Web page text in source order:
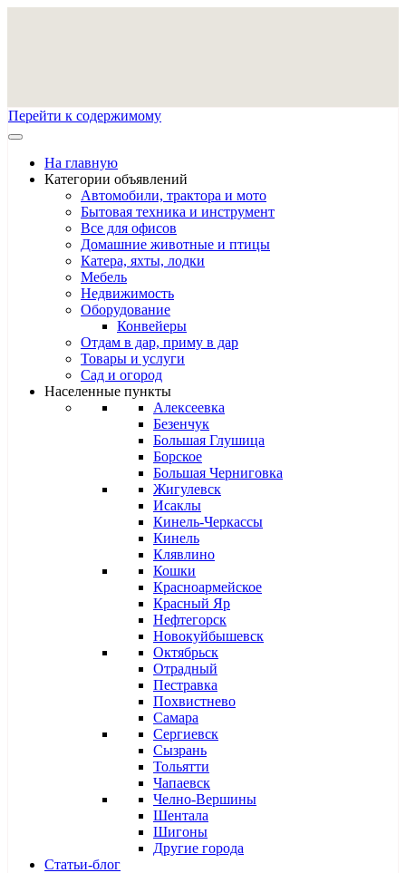
Перейти к содержимому
На главную
Категории объявлений
Автомобили, трактора и мото
Бытовая техника и инструмент
Все для офисов
Домашние животные и птицы
Катера, яхты, лодки
Мебель
Недвижимость
Оборудование
Конвейеры
Отдам в дар, приму в дар
Товары и услуги
Сад и огород
Населенные пункты
Алексеевка
Безенчук
Большая Глушица
Борское
Большая Черниговка
Жигулевск
Исаклы
Кинель-Черкассы
Кинель
Клявлино
Кошки
Красноармейское
Красный Яр
Нефтегорск
Новокуйбышевск
Октябрьск
Отрадный
Пестравка
Похвистнево
Самара
Сергиевск
Сызрань
Тольятти
Чапаевск
Челно-Вершины
Шентала
Шигоны
Другие города
Статьи-блог